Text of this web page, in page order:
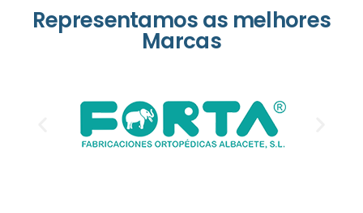
Representamos as melhores
Marcas